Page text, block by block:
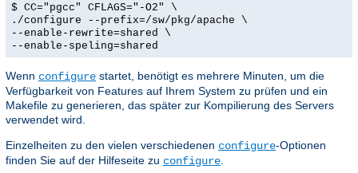
$ CC="pgcc" CFLAGS="-O2" \
./configure --prefix=/sw/pkg/apache \
--enable-rewrite=shared \
--enable-speling=shared
Wenn configure startet, benötigt es mehrere Minuten, um die
Verfügbarkeit von Features auf Ihrem System zu prüfen und ein
Makefile zu generieren, das später zur Kompilierung des Servers
verwendet wird.
Einzelheiten zu den vielen verschiedenen configure-Optionen
finden Sie auf der Hilfeseite zu configure